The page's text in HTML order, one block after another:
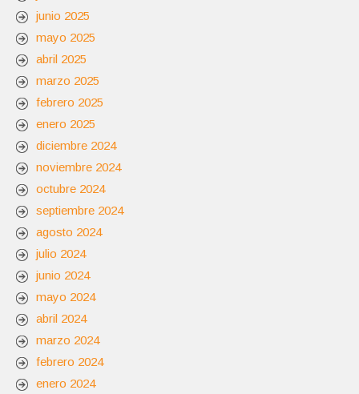
junio 2025
mayo 2025
abril 2025
marzo 2025
febrero 2025
enero 2025
diciembre 2024
noviembre 2024
octubre 2024
septiembre 2024
agosto 2024
julio 2024
junio 2024
mayo 2024
abril 2024
marzo 2024
febrero 2024
enero 2024